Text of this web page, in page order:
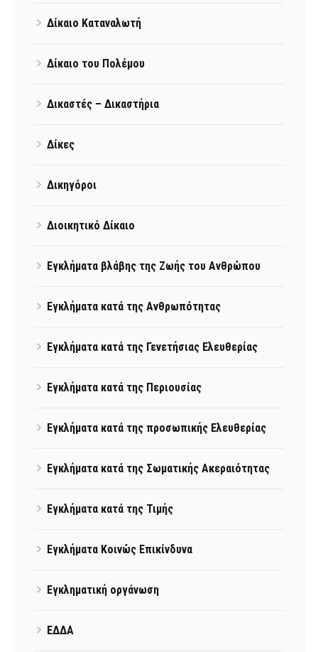
Δίκαιο Καταναλωτή
Δίκαιο του Πολέμου
Δικαστές – Δικαστήρια
Δίκες
Δικηγόροι
Διοικητικό Δίκαιο
Εγκλήματα βλάβης της Ζωής του Ανθρώπου
Εγκλήματα κατά της Ανθρωπότητας
Εγκλήματα κατά της Γενετήσιας Ελευθερίας
Εγκλήματα κατά της Περιουσίας
Εγκλήματα κατά της προσωπικής Ελευθερίας
Εγκλήματα κατά της Σωματικής Ακεραιότητας
Εγκλήματα κατά της Τιμής
Εγκλήματα Κοινώς Επικίνδυνα
Εγκληματική οργάνωση
ΕΔΔΑ